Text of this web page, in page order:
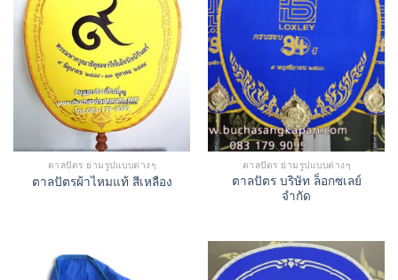
ตาลปัตร ย่ามรูปแบบต่างๆ
ตาลปัตรผ้าไหมแท้ สีเหลือง
ตาลปัตร ย่ามรูปแบบต่างๆ
ตาลปัตร บริษัท ล็อกซเลย์
จำกัด